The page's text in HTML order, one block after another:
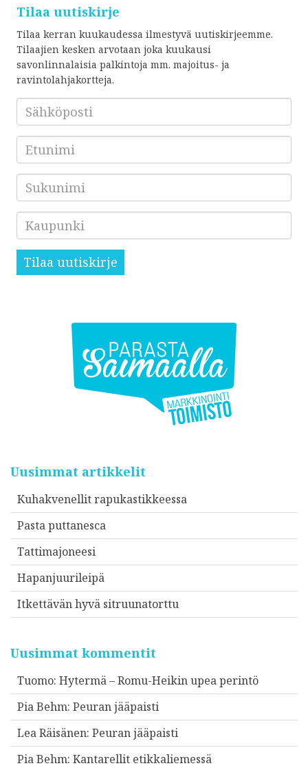
Tilaa uutiskirje
Tilaa kerran kuukaudessa ilmestyvä uutiskirjeemme.
Tilaajien kesken arvotaan joka kuukausi
savonlinnalaisia palkintoja mm. majoitus- ja
ravintolahjakortteja.
Sähköposti
Etunimi
Sukunimi
Kaupunki
Tilaa uutiskirje
Uusimmat artikkelit
Kuhakvenellit rapukastikkeessa
Pasta puttanesca
Tattimajoneesi
Hapanjuurileipä
Itkettävän hyvä sitruunatorttu
Uusimmat kommentit
Tuomo: Hytermä – Romu-Heikin upea perintö
Pia Behm: Peuran jääpaisti
Lea Räisänen: Peuran jääpaisti
Pia Behm: Kantarellit etikkaliemessä